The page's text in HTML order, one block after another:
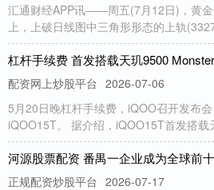
汇通财经APP讯——周五(7月12日)，黄
上，上破日线图中三角形形态的上轨
杠杆手续费 首发搭载天玑9500
配资网上炒股平台 2026-07-06
5月20日晚杠杆手续费，iQOO召开发布
iQOO15T。 据介绍，iQOO15T首发搭载
河源股票配资 番禺一企业成为全球前
正规配资炒股平台 2026-07-17